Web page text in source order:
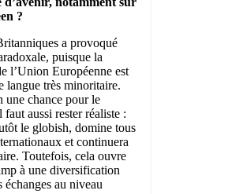
?
a provoqué
puisque la
l’Union Européenne est
langue très minoritaire.
une chance pour le
aussi rester réaliste :
le globish, domine tous
et continuera
Toutefois, cela ouvre
à une diversification
échanges au niveau